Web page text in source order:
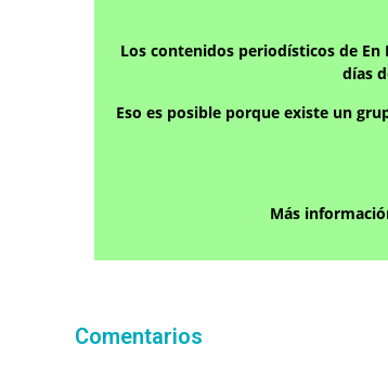
Los contenidos periodísticos de
días
Eso es posible porque existe un
Más
Comentarios